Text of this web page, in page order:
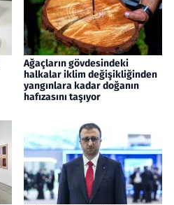
Ağaçların gövdesindeki
halkalar iklim değişikliğinden
yangınlara kadar doğanın
hafızasını taşıyor